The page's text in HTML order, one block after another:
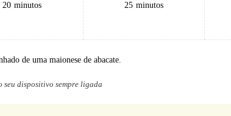
20 minutos
25 minutos
de uma maionese de abacate.
seu dispositivo sempre ligada